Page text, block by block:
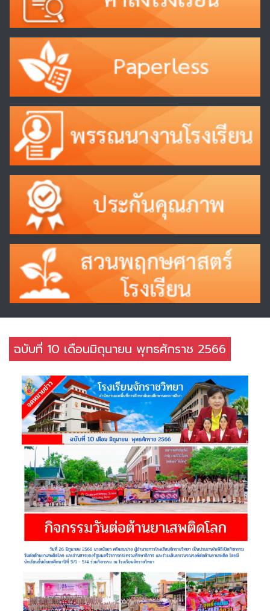
ฉบับที่ 10 เดือนมิถุนายน พุทธศักราช 2566